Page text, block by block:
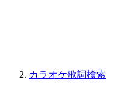
カラオケ歌詞検索